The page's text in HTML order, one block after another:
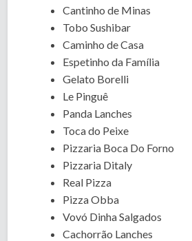
Cantinho de Minas
Tobo Sushibar
Caminho de Casa
Espetinho da Família
Gelato Borelli
Le Pinguê
Panda Lanches
Toca do Peixe
Pizzaria Boca Do Forno
Pizzaria Ditaly
Real Pizza
Pizza Obba
Vovó Dinha Salgados
Cachorrão Lanches